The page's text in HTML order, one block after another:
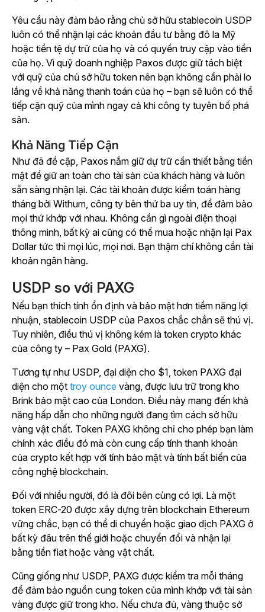
Yêu cầu này đảm bảo rằng chủ sở hữu stablecoin USDP
luôn có thể nhận lại các khoản đầu tư bằng đô la Mỹ
hoặc tiền tệ dự trữ của họ và có quyền truy cập vào tiền
của họ. Vì quỹ doanh nghiệp Paxos được giữ tách biệt
với quỹ của chủ sở hữu token nên bạn không cần phải lo
lắng về khả năng thanh toán của họ – bạn sẽ luôn có thể
tiếp cận quỹ của mình ngay cả khi công ty tuyên bố phá
sản.
Khả Năng Tiếp Cận
Như đã đề cập, Paxos nắm giữ dự trữ cần thiết bằng tiền
mặt để giữ an toàn cho tài sản của khách hàng và luôn
sẵn sàng nhận lại. Các tài khoản được kiểm toán hàng
tháng bởi Withum, công ty bên thứ ba uy tín, để đảm bảo
mọi thứ khớp với nhau. Không cần gì ngoài điện thoại
thông minh, bất kỳ ai cũng có thể mua hoặc nhận lại Pax
Dollar tức thì mọi lúc, mọi nơi. Bạn thậm chí không cần tài
khoản ngân hàng.
USDP so với PAXG
Nếu bạn thích tính ổn định và bảo mật hơn tiềm năng lợi
nhuận, stablecoin USDP của Paxos chắc chắn sẽ thú vị.
Tuy nhiên, điều thú vị không kém là token crypto khác
của công ty – Pax Gold (PAXG).
Tương tự như USDP, đại diện cho $1, token PAXG đại
diện cho một troy ounce vàng, được lưu trữ trong kho
Brink bảo mật cao của London. Điều này mang đến khả
năng hấp dẫn cho những người đang tìm cách sở hữu
vàng vật chất. Token PAXG không chỉ cho phép bạn làm
chính xác điều đó mà còn cung cấp tính thanh khoản
của crypto kết hợp với tính bảo mật và tính bất biến của
công nghệ blockchain.
Đối với nhiều người, đó là đôi bên cùng có lợi. Là một
token ERC-20 được xây dựng trên blockchain Ethereum
vững chắc, bạn có thể di chuyển hoặc giao dịch PAXG ở
bất kỳ đâu trên thế giới hoặc chuyển đổi và nhận lại
bằng tiền fiat hoặc vàng vật chất.
Cũng giống như USDP, PAXG được kiểm tra mỗi tháng
để đảm bảo nguồn cung token của mình khớp với tài sản
vàng được giữ trong kho. Nếu chưa đủ, vàng thuộc sở